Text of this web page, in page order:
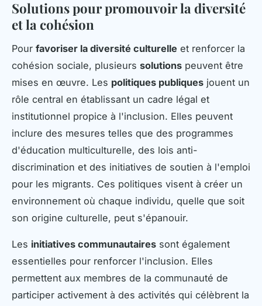
Solutions pour promouvoir la diversité
et la cohésion
Pour favoriser la diversité culturelle et renforcer la
cohésion sociale, plusieurs solutions peuvent être
mises en œuvre. Les politiques publiques jouent un
rôle central en établissant un cadre légal et
institutionnel propice à l'inclusion. Elles peuvent
inclure des mesures telles que des programmes
d'éducation multiculturelle, des lois anti-
discrimination et des initiatives de soutien à l'emploi
pour les migrants. Ces politiques visent à créer un
environnement où chaque individu, quelle que soit
son origine culturelle, peut s'épanouir.
Les initiatives communautaires sont également
essentielles pour renforcer l'inclusion. Elles
permettent aux membres de la communauté de
participer activement à des activités qui célèbrent la